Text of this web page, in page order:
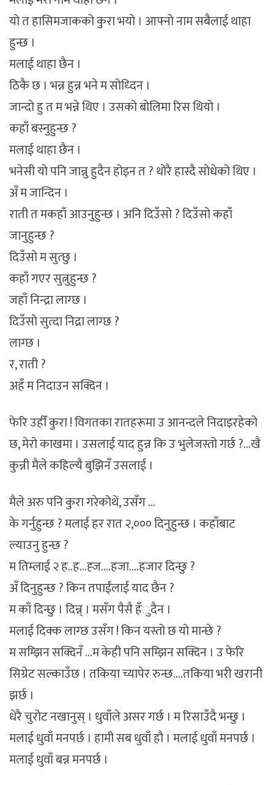
यो त हासिमजाकको कुरा भयो । आफ्नो नाम सबैलाई थाहा
हुन्छ ।
मलाई थाहा छैन ।
ठिकै छ । भन्न हुन्न भने म सोध्दिन ।
जान्दो हु त म भन्ने थिए । उसको बोलिमा रिस थियो ।
कहाँ बस्नुहुन्छ ?
मलाई थाहा छैन ।
भनेसी यो पनि जान्नु हुदैन होइन त ? थोरै हास्दै सोधेको थिए ।
अँ म जान्दिन ।
राती त मकहाँ आउनुहुन्छ । अनि दिउँसो ? दिउँसो कहाँ
जानुहुन्छ ?
दिउँसो म सुत्छु ।
कहाँ गएर सुत्नुहुन्छ ?
जहाँ निन्द्रा लाग्छ ।
दिउँसो सुत्दा निद्रा लाग्छ ?
लाग्छ ।
र, राती ?
अहँ म निदाउन सक्दिन ।
फेरि उहीँ कुरा ! विगतका रातहरूमा उ आनन्दले निदाइरहेको
छ, मेरो काखमा । उसलाई याद हुन्न कि उ भुलेजस्तो गर्छ ?…खै
कुन्नी मैले कहिल्यै बुझिनँ उसलाई ।
मैले अरु पनि कुरा गरेकोथें, उसँग …
के गर्नुहुन्छ ? मलाई हर रात २,००० दिनुहुन्छ । कहाँबाट
ल्याउनु हुन्छ ?
म तिम्लाई २ ह..ह…ह्ज….हजा….हजार दिन्छु ?
अँ दिनुहुन्छ ? किन तपाईंलाई याद छैन ?
म काँ दिन्छु । दिन्न् । मसँग पैसै हँुदैन ।
मलाई दिक्क लाग्छ उसँग ! किन यस्तो छ यो मान्छे ?
म सम्झिन सक्दिनँ …म केही पनि सम्झिन सक्दिन । उ फेरि
सिग्रेट सल्काउँछ । तकिया च्यापेर रुन्छ….तकिया भरी खरानी
झर्छ ।
धेरै चुरोट नखानुस् । धुवाँले असर गर्छ । म रिसाउँदै भन्छु ।
मलाई धुवाँ मनपर्छ । हामी सब धुवाँ हौ । मलाई धुवाँ मनपर्छ ।
मलाई धुवाँ बन्न मनपर्छ ।